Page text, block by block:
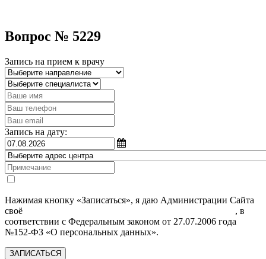
Вопрос № 5229
Запись на прием к врачу
Запись на дату:
Нажимая кнопку «Записаться», я даю Администрации Сайта
своё
, в
соответствии с Федеральным законом от 27.07.2006 года
№152-ФЗ «О персональных данных».
ЗАПИСАТЬСЯ